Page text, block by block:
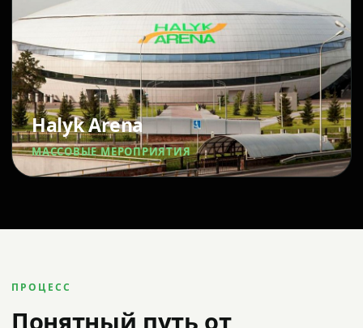
Halyk Arena
МАССОВЫЕ МЕРОПРИЯТИЯ
ПРОЦЕСС
Понятный путь от